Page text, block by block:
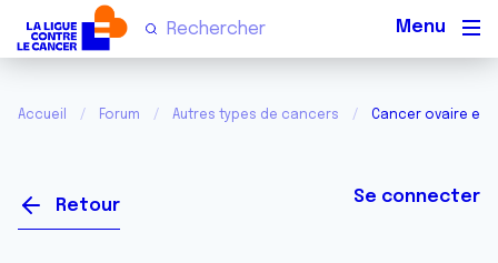
Accueil Forum Autres types de cancers Cancer ovaire et
Retour Se connecter